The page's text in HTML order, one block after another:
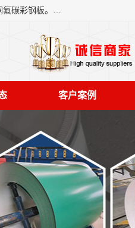
上海轩本实业有限公司主营产品：宝钢彩钢板、宝钢彩钢卷、宝钢彩涂板、宝钢彩涂卷、宝钢高耐候彩钢板，宝钢氟碳彩钢板。是一家集钢铁贸易，物流、加工为一体的产业全配套公司。
客户案例